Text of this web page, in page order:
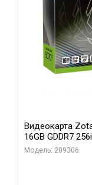
Видеокарта
16GB GDDR7
Модель: 209306